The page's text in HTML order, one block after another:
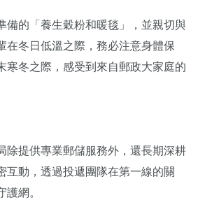
備的「養生穀粉和暖毯」，並親切與
在冬日低溫之際，務必注意身體保
寒冬之際，感受到來自郵政大家庭的
除提供專業郵儲服務外，還長期深耕
互動，透過投遞團隊在第一線的關
網。